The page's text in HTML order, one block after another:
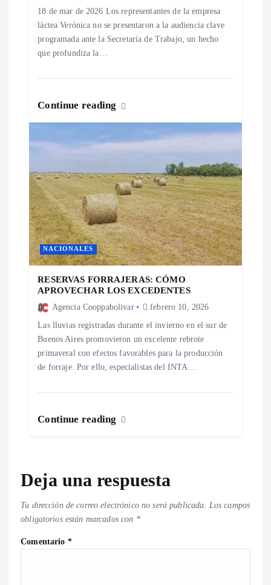
s
18 de mar de 2026 Los representantes de la empresa
láctea Verónica no se presentaron a la audiencia clave
programada ante la Secretaría de Trabajo, un hecho
que profundiza la…
Continue reading
NACIONALES
RESERVAS FORRAJERAS: CÓMO
APROVECHAR LOS EXCEDENTES
Agencia Cooppabolivar febrero 10, 2026
Las lluvias registradas durante el invierno en el sur de
Buenos Aires promovieron un excelente rebrote
primaveral con efectos favorables para la producción
de forraje. Por ello, especialistas del INTA…
Continue reading
Deja una respuesta
Tu dirección de correo electrónico no será publicada.
Los campos
obligatorios están marcados con *
Comentario *